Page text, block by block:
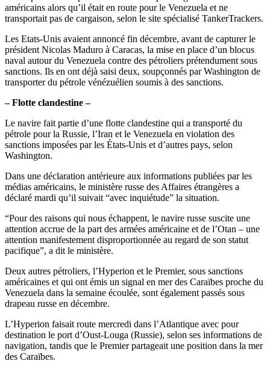
américains alors qu’il était en route pour le Venezuela et ne
transportait pas de cargaison, selon le site spécialisé TankerTrackers.
Les Etats-Unis avaient annoncé fin décembre, avant de capturer le
président Nicolas Maduro à Caracas, la mise en place d’un blocus
naval autour du Venezuela contre des pétroliers prétendument sous
sanctions. Ils en ont déjà saisi deux, soupçonnés par Washington de
transporter du pétrole vénézuélien soumis à des sanctions.
– Flotte clandestine –
Le navire fait partie d’une flotte clandestine qui a transporté du
pétrole pour la Russie, l’Iran et le Venezuela en violation des
sanctions imposées par les États-Unis et d’autres pays, selon
Washington.
Dans une déclaration antérieure aux informations publiées par les
médias américains, le ministère russe des Affaires étrangères a
déclaré mardi qu’il suivait “avec inquiétude” la situation.
“Pour des raisons qui nous échappent, le navire russe suscite une
attention accrue de la part des armées américaine et de l’Otan – une
attention manifestement disproportionnée au regard de son statut
pacifique”, a dit le ministère.
Deux autres pétroliers, l’Hyperion et le Premier, sous sanctions
américaines et qui ont émis un signal en mer des Caraïbes proche du
Venezuela dans la semaine écoulée, sont également passés sous
drapeau russe en décembre.
L’Hyperion faisait route mercredi dans l’Atlantique avec pour
destination le port d’Oust-Louga (Russie), selon ses informations de
navigation, tandis que le Premier partageait une position dans la mer
des Caraïbes.